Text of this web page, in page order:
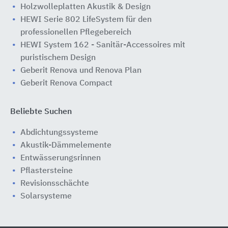
Holzwolleplatten Akustik & Design
HEWI Serie 802 LifeSystem für den ​
professionellen Pflegebereich
HEWI System 162 - Sanitär-Accessoires mit
puristischem Design
Geberit Renova und Renova Plan
Geberit Renova Compact
Beliebte Suchen
Abdichtungssysteme
Akustik-Dämmelemente
Entwässerungsrinnen
Pflastersteine
Revisionsschächte
Solarsysteme